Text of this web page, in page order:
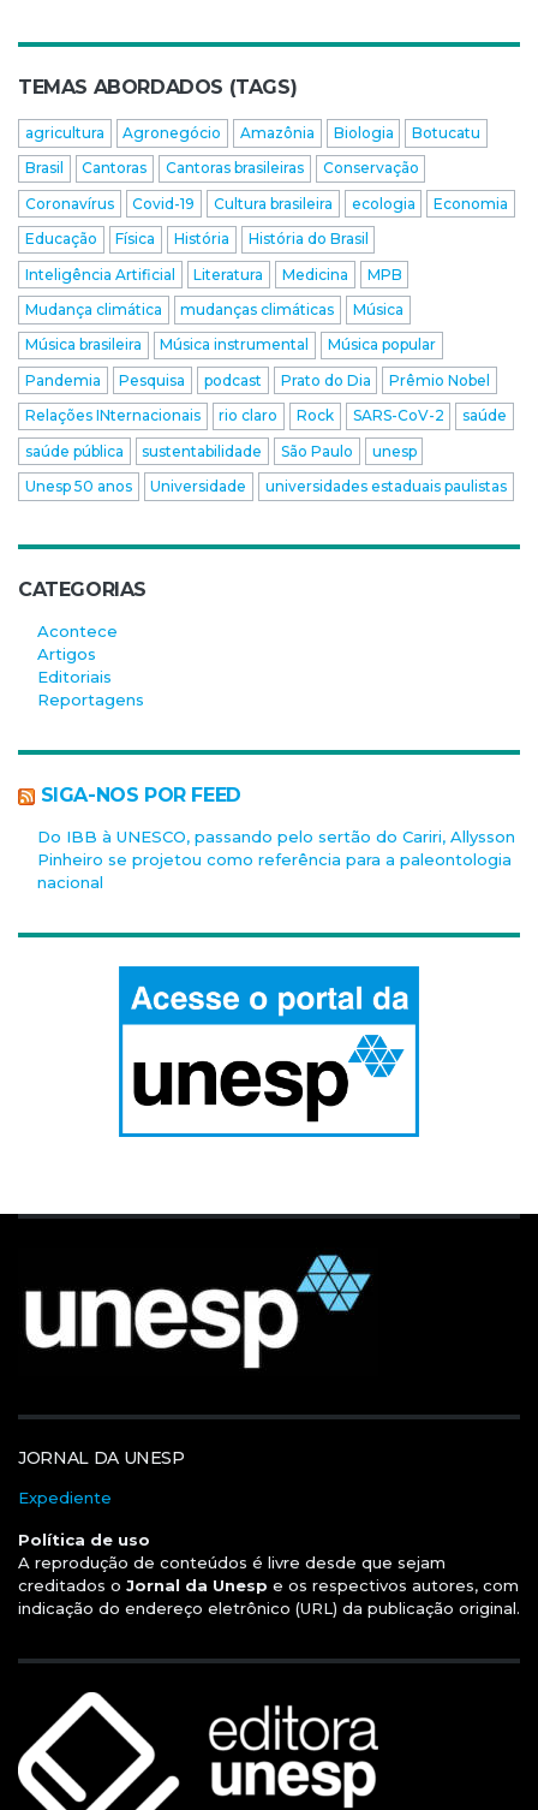
TEMAS ABORDADOS (TAGS)
agricultura Agronegócio Amazônia Biologia
Botucatu
Brasil
Cantoras Cantoras brasileiras
Conservação
Coronavírus
Covid-19 Cultura brasileira ecologia
Economia
Educação
Física História
História do Brasil
Inteligência Artificial
Literatura Medicina
MPB
Mudança climática
mudanças climáticas
Música
Música brasileira
Música instrumental
Música popular
Pandemia
Pesquisa podcast Prato do Dia
Prêmio Nobel
Relações INternacionais
rio claro Rock SARS-CoV-2
saúde
saúde pública
sustentabilidade São Paulo
unesp
Unesp 50 anos
Universidade universidades estaduais paulistas
CATEGORIAS
Acontece
Artigos
Editoriais
Reportagens
SIGA-NOS POR FEED
Do IBB à UNESCO, passando pelo sertão do Cariri, Allysson
Pinheiro se projetou como referência para a paleontologia
nacional
JORNAL DA UNESP
Expediente
Política de uso
A reprodução de conteúdos é livre desde que sejam
creditados o Jornal da Unesp e os respectivos autores, com
indicação do endereço eletrônico (URL) da publicação original.